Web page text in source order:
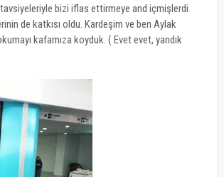
bizi iflas ettirmeye and içmişlerdi
de katkısı oldu. Kardeşim ve ben Aylak
kafamıza koyduk. ( Evet evet, yandık